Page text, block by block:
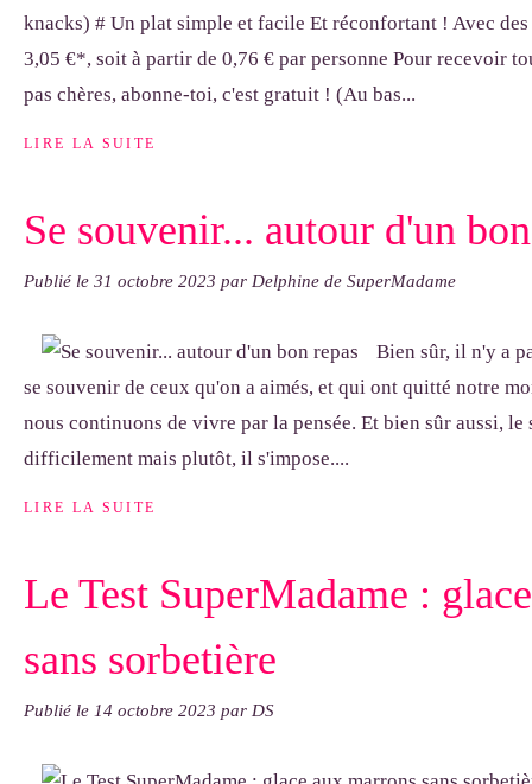
knacks) # Un plat simple et facile Et réconfortant ! Avec
3,05 €*, soit à partir de 0,76 € par personne Pour recevoir
pas chères, abonne-toi, c'est gratuit ! (Au bas...
LIRE LA SUITE
Se souvenir... autour d'un
Publié le 31 octobre 2023 par Delphine de SuperMadame
Bien sûr, il n'y a
se souvenir de ceux qu'on a aimés, et qui ont quitté notre
nous continuons de vivre par la pensée. Et bien sûr aussi,
difficilement mais plutôt, il s'impose....
LIRE LA SUITE
Le Test SuperMadame :
sans sorbetière
Publié le 14 octobre 2023 par DS